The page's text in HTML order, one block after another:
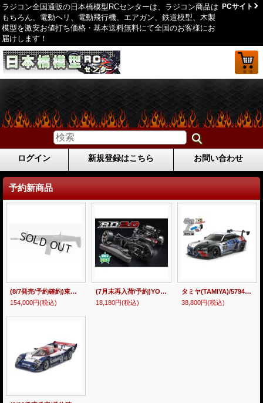
ラジコン全国通販の日本橋模型RCセンターは、ラジコン商品は
もちろん、電動ヘリ、電動飛行機、エアガン、鉄道模型、木製
模型を激安お値打ち価格・基本送料無料にて全国のお客様にお
届けします！
PCサイト
ログイン 新規登録はこちら お問い合わせ
予約新商品
(8/7発売/予約確約)東京マルイ/144157/20式5.56mm小銃【ガスブローバックマシンガン/対象年令18才以上】 ※複数注文と思われるのは受付不可
154,000円(税込)
(7月末再入荷/予約)YOKOMO(ヨコモ)/RDR-020/ルーキードリフト RD2.0 組立てキット(未組立)
18,180円(税込)
タミヤ(TAMIYA)/57941/XB BMW M4 GT3 EVO(TT-02シャーシ)
38,800円(税込)